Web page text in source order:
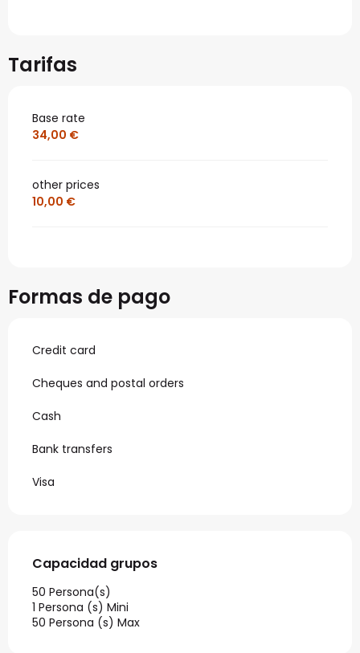
Tarifas
Base rate
34,00 €
other prices
10,00 €
Formas de pago
Credit card
Cheques and postal orders
Cash
Bank transfers
Visa
Capacidad grupos
Capacidad grupos
50 Persona(s)
1 Persona (s) Mini
50 Persona (s) Max